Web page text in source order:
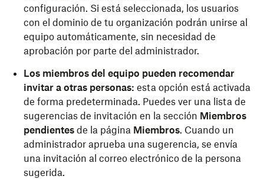
configuración. Si está seleccionada, los usuarios
con el dominio de tu organización podrán unirse al
equipo automáticamente, sin necesidad de
aprobación por parte del administrador.
Los miembros del equipo pueden recomendar
invitar a otras personas: esta opción está activada
de forma predeterminada. Puedes ver una lista de
sugerencias de invitación en la sección Miembros
pendientes de la página Miembros. Cuando un
administrador aprueba una sugerencia, se envía
una invitación al correo electrónico de la persona
sugerida.